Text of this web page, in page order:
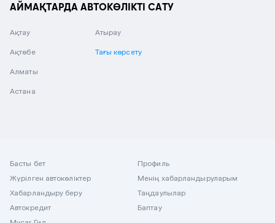
АЙМАҚТАРДА АВТОКӨЛІКТІ САТУ
Ақтау
Ақтөбе
Алматы
Астана
Атырау
Тағы көрсету
Басты бет
Жүрілген автокөліктер
Хабарландыру беру
Автокредит
Профиль
Менің хабарландыруларым
Таңдаулылар
Баптау